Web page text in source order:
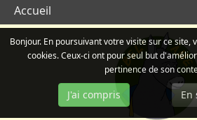
Bonjour. En poursuivant votre visite sur ce site,
cookies. Ceux-ci ont pour seul but
pertinence de son
J'ai compris En
Accueil